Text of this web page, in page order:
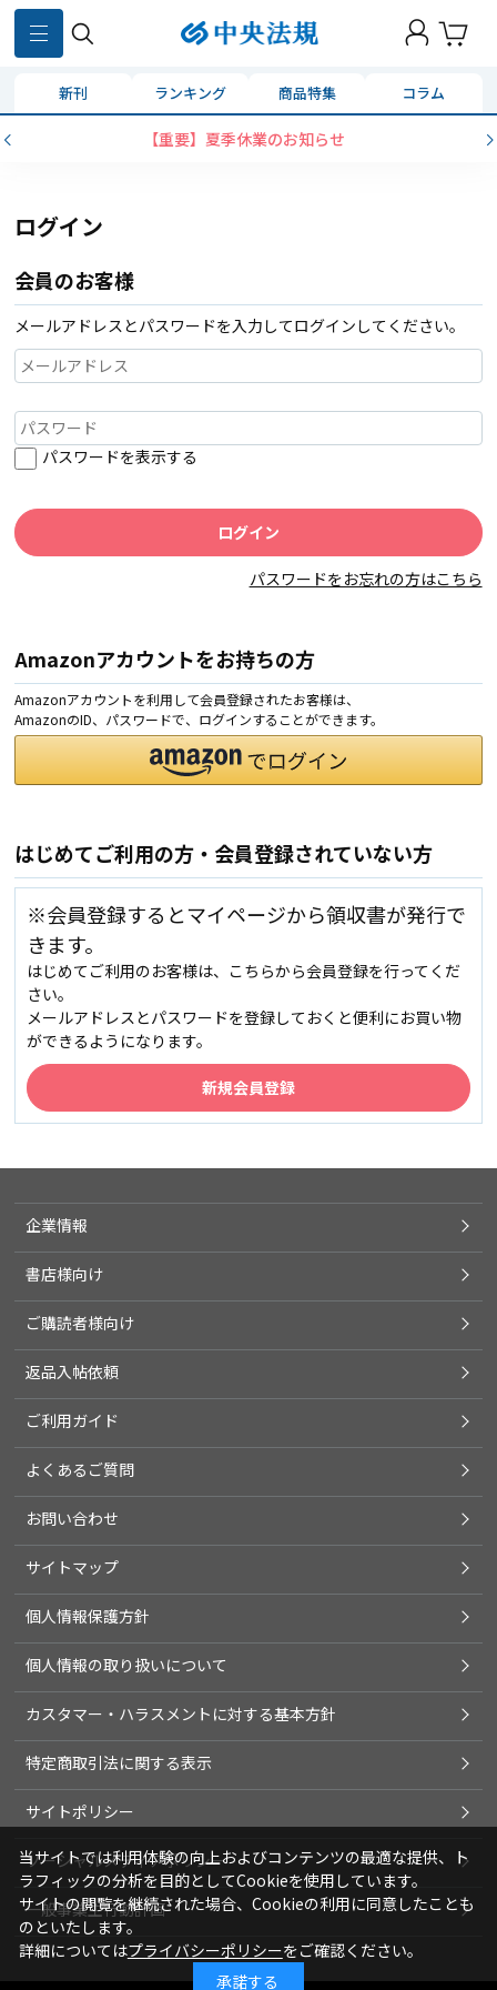
新刊 ランキング 商品特集 コラム
【重要】夏季休業のお知らせ
ログイン
会員のお客様
メールアドレスとパスワードを入力してログインしてください。
パスワードを表示する
パスワードをお忘れの方はこちら
Amazonアカウントをお持ちの方
Amazonアカウントを利用して会員登録されたお客様は、
AmazonのID、パスワードで、ログインすることができます。
はじめてご利用の方・会員登録されていない方
※会員登録するとマイページから領収書が発行で
きます。
はじめてご利用のお客様は、こちらから会員登録を行ってくだ
さい。
メールアドレスとパスワードを登録しておくと便利にお買い物
ができるようになります。
企業情報
書店様向け
ご購読者様向け
返品入帖依頼
ご利用ガイド
よくあるご質問
お問い合わせ
サイトマップ
個人情報保護方針
個人情報の取り扱いについて
カスタマー・ハラスメントに対する基本方針
特定商取引法に関する表示
サイトポリシー
ソーシャルメディアポリシー
一般事業主行動計画
当サイトでは利用体験の向上およびコンテンツの最適な提供、ト
ラフィックの分析を目的としてCookieを使用しています。
サイトの閲覧を継続された場合、Cookieの利用に同意したことも
のといたします。
詳細についてはプライバシーポリシーをご確認ください。
承諾する